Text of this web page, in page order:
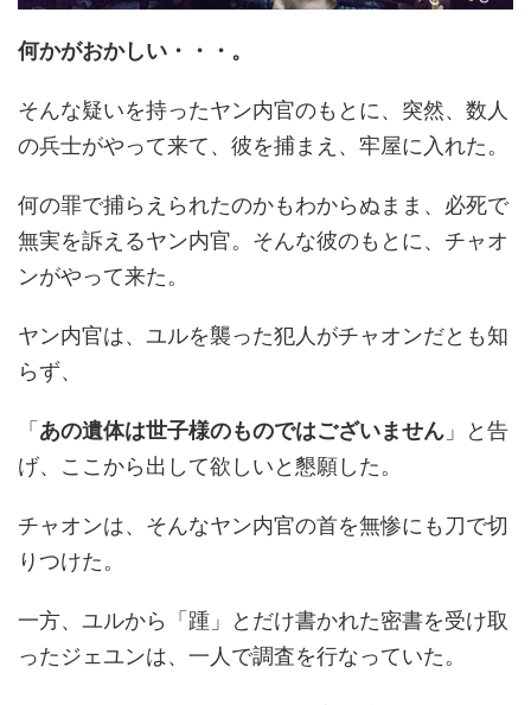
何かがおかしい・・・。
そんな疑いを持ったヤン内官のもとに、突然、数人
の兵士がやって来て、彼を捕まえ、牢屋に入れた。
何の罪で捕らえられたのかもわからぬまま、必死で
無実を訴えるヤン内官。そんな彼のもとに、チャオ
ンがやって来た。
ヤン内官は、ユルを襲った犯人がチャオンだとも知
らず、
「あの遺体は世子様のものではございません 」と告
げ、ここから出して欲しいと懇願した。
チャオンは、そんなヤン内官の首を無惨にも刀で切
りつけた。
一方、ユルから「踵」とだけ書かれた密書を受け取
ったジェユンは、一人で調査を行なっていた。